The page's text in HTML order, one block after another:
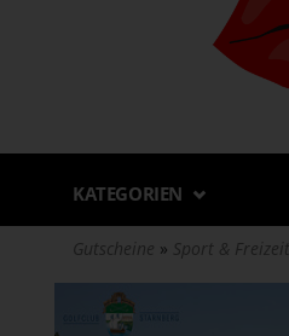
KATEGORIEN
Gutscheine Sport & Freizeit